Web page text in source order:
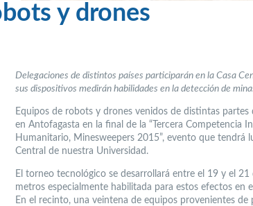
y drones
Delegaciones de distintos países participarán en la Casa
sus dispositivos medirán habilidades en la detección de
Equipos de robots y drones venidos de distintas
en Antofagasta en la final de la “Tercera Competencia
Humanitario, Minesweepers 2015”, evento que tendrá
Central de nuestra Universidad.
El torneo tecnológico se desarrollará entre el 19 y el
metros especialmente habilitada para estos efectos en
En el recinto, una veintena de equipos provenientes de